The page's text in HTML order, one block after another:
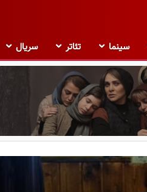
سینما تئاتر سریال